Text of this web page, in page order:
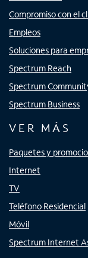
Compromiso con el
Empleos
Soluciones para
Spectrum Reach
Spectrum
Spectrum Business
VER MÁS
Paquetes y
Internet
TV
Teléfono Residencial
Móvil
Spectrum Internet